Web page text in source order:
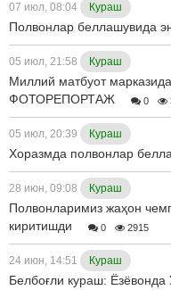
07 июл, 08:04 Кураш
Полвонлар беллашувида
05 июл, 21:58 Кураш
Миллий матбуот
ФОТОРЕПОРТАЖ
0
05 июл, 20:39 Кураш
Хоразмда полвонлар
28 июн, 09:08 Кураш
Полвонларимиз жаҳон
киритишди
0 2915
24 июн, 14:51 Кураш
Белбоғли кураш: Ёзёвонда